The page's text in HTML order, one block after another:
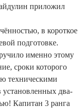
приложил
в короткое
подготовке.
именно этому
сроки которого
техническими
установленных два­
Капитан 3 ранга